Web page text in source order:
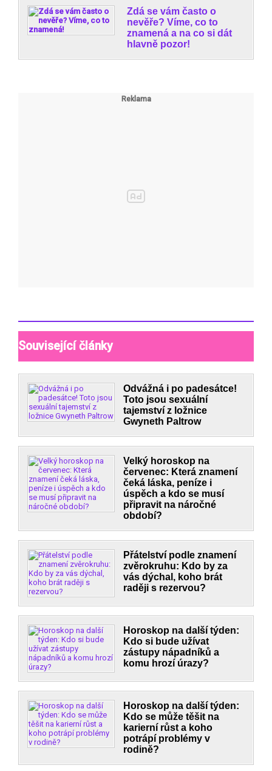
Zdá se vám často o
nevěře? Víme, co to
znamená a na co si dát
hlavně pozor!
Související články
Odvážná i po padesátce!
Toto jsou sexuální
tajemství z ložnice
Gwyneth Paltrow
Velký horoskop na
červenec: Která znamení
čeká láska, peníze i
úspěch a kdo se musí
připravit na náročné
období?
Přátelství podle znamení
zvěrokruhu: Kdo by za
vás dýchal, koho brát
raději s rezervou?
Horoskop na další týden:
Kdo si bude užívat
zástupy nápadníků a
komu hrozí úrazy?
Horoskop na další týden:
Kdo se může těšit na
karierní růst a koho
potrápí problémy v
rodině?